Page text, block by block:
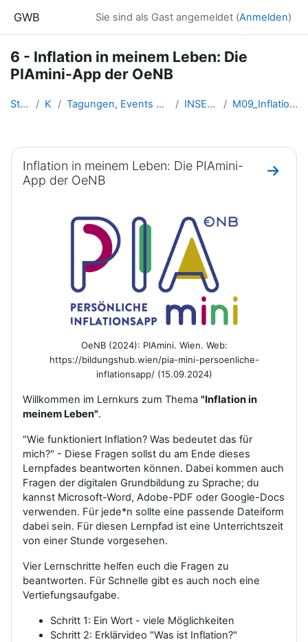
GWB Sie sind als Gast angemeldet (Anmelden)
6 - Inflation in meinem Leben: Die
PIAmini-App der OeNB
Startseite Kurse Tagungen, Events und Arbeitsgemeinschaften GW INSERT-Lernkurse M09_Inflation _in_meinem_Leben
Abschnittsübersicht
Inflation in meinem Leben: Die PIAmini-
App der OeNB
Zum
OeNB (2024): PIAmini. Wien. Web:
https://bildungshub.wien/pia-mini-persoenliche-
inflationsapp/ (15.09.2024)
Willkommen im Lernkurs zum Thema "Inflation in
meinem Leben".
"Wie funktioniert Inflation? Was bedeutet das für
mich?" - Diese Fragen sollst du am Ende dieses
Lernpfades beantworten können. Dabei kommen auch
Fragen der digitalen Grundbildung zu Sprache; du
kannst Microsoft-Word, Adobe-PDF oder Google-Docs
verwenden. Für jede*n sollte eine passende Dateiform
dabei sein. Für diesen Lernpfad ist eine Unterrichtszeit
von einer Stunde vorgesehen.
Vier Lernschritte helfen euch die Fragen zu
beantworten. Für Schnelle gibt es auch noch eine
Vertiefungsaufgabe.
Schritt 1: Ein Wort - viele Möglichkeiten
Schritt 2: Erklärvideo "Was ist Inflation?"